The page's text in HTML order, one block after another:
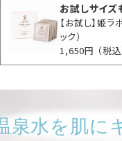
お試しサイズ
【お試し】姫
ック）
1,650円 （税込
泉水を肌に